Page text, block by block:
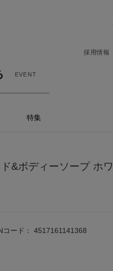
採用情報
EVENT
特集
&ボディーソープ ホ
コード： 4517161141368